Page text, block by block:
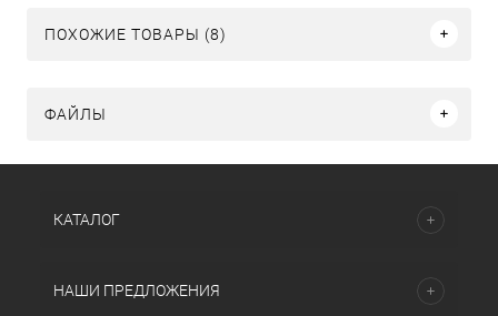
ПОХОЖИЕ ТОВАРЫ (8)
ФАЙЛЫ
КАТАЛОГ
НАШИ ПРЕДЛОЖЕНИЯ